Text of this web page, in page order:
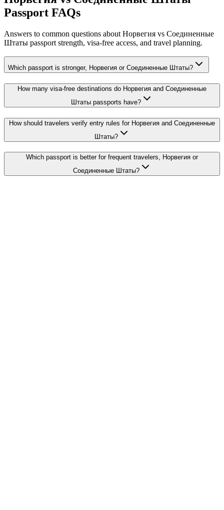
Passport FAQs
Answers to common questions about Норвегия vs Соединенные
Штаты passport strength, visa-free access, and travel planning.
Which passport is stronger, Норвегия or Соединенные Штаты?
How many visa-free destinations do Норвегия and Соединенные
Штаты passports have?
How should travelers verify entry rules for Норвегия and Соединенные
Штаты?
Which passport is better for frequent travelers, Норвегия or
Соединенные Штаты?